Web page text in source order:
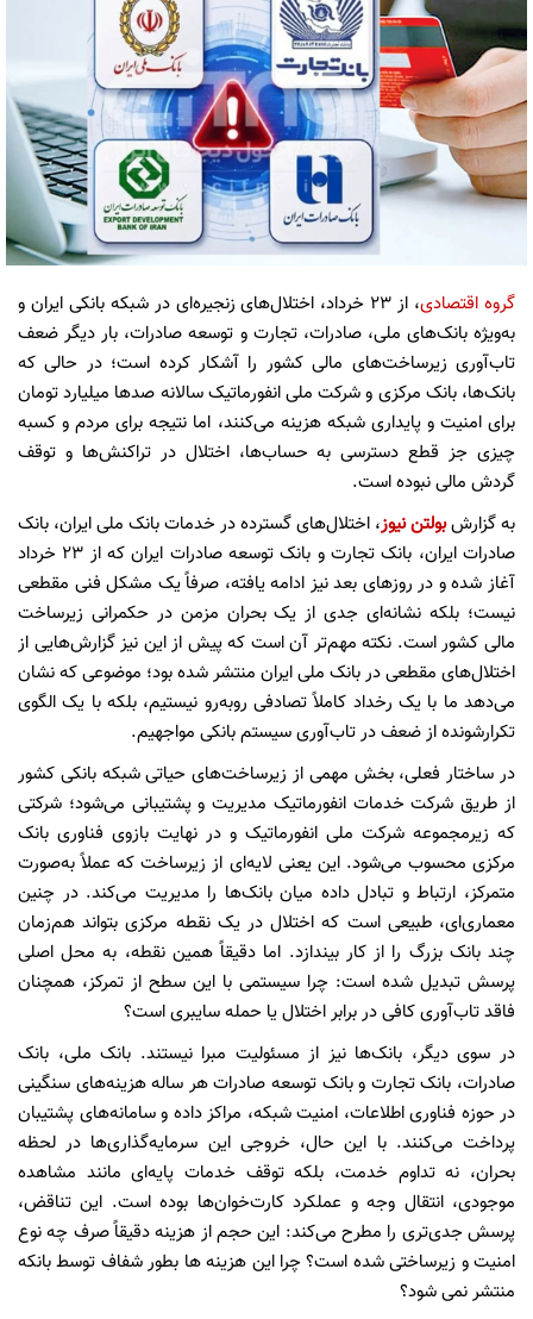
گروه اقتصادی
، از ۲۳ خرداد، اختلال‌های زنجیره‌ای در شبکه بانکی ایران و
به‌ویژه بانک‌های ملی، صادرات، تجارت و توسعه صادرات، بار دیگر ضعف
تاب‌آوری زیرساخت‌های مالی کشور را آشکار کرده است؛ در حالی که
بانک‌ها، بانک مرکزی و شرکت ملی انفورماتیک سالانه صدها میلیارد تومان
برای امنیت و پایداری شبکه هزینه می‌کنند، اما نتیجه برای مردم و کسبه
چیزی جز قطع دسترسی به حساب‌ها، اختلال در تراکنش‌ها و توقف
گردش مالی نبوده است.
به گزارشبولتن نیوز، اختلال‌های گسترده در خدمات بانک ملی ایران، بانک
صادرات ایران، بانک تجارت و بانک توسعه صادرات ایران که از ۲۳ خرداد
آغاز شده و در روزهای بعد نیز ادامه یافته، صرفاً یک مشکل فنی مقطعی
نیست؛ بلکه نشانه‌ای جدی از یک بحران مزمن در حکمرانی زیرساخت
مالی کشور است. نکته مهم‌تر آن است که پیش از این نیز گزارش‌هایی از
اختلال‌های مقطعی در بانک ملی ایران منتشر شده بود؛ موضوعی که نشان
می‌دهد ما با یک رخداد کاملاً تصادفی روبه‌رو نیستیم، بلکه با یک الگوی
تکرارشونده از ضعف در تاب‌آوری سیستم بانکی مواجهیم.
در ساختار فعلی، بخش مهمی از زیرساخت‌های حیاتی شبکه بانکی کشور
از طریق شرکت خدمات انفورماتیک مدیریت و پشتیبانی می‌شود؛ شرکتی
که زیرمجموعه شرکت ملی انفورماتیک و در نهایت بازوی فناوری بانک
مرکزی محسوب می‌شود. این یعنی لایه‌ای از زیرساخت که عملاً به‌صورت
متمرکز، ارتباط و تبادل داده میان بانک‌ها را مدیریت می‌کند. در چنین
معماری‌ای، طبیعی است که اختلال در یک نقطه مرکزی بتواند هم‌زمان
چند بانک بزرگ را از کار بیندازد. اما دقیقاً همین نقطه، به محل اصلی
پرسش تبدیل شده است: چرا سیستمی با این سطح از تمرکز، همچنان
فاقد تاب‌آوری کافی در برابر اختلال یا حمله سایبری است؟
در سوی دیگر، بانک‌ها نیز از مسئولیت مبرا نیستند. بانک ملی، بانک
صادرات، بانک تجارت و بانک توسعه صادرات هر ساله هزینه‌های سنگینی
در حوزه فناوری اطلاعات، امنیت شبکه، مراکز داده و سامانه‌های پشتیبان
پرداخت می‌کنند. با این حال، خروجی این سرمایه‌گذاری‌ها در لحظه
بحران، نه تداوم خدمت، بلکه توقف خدمات پایه‌ای مانند مشاهده
موجودی، انتقال وجه و عملکرد کارت‌خوان‌ها بوده است. این تناقض،
پرسش جدی‌تری را مطرح می‌کند: این حجم از هزینه دقیقاً صرف چه نوع
امنیت و زیرساختی شده است؟ چرا این هزینه ها بطور شفاف توسط بانکه
منتشر نمی شود؟